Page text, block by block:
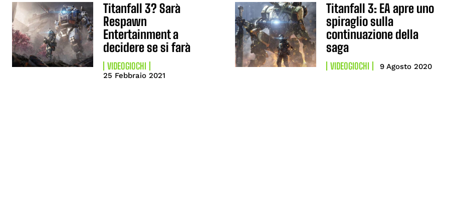
Titanfall 3? Sarà
Respawn
Entertainment a
decidere se si farà
VIDEOGIOCHI
25 Febbraio 2021
Titanfall 3: EA apre uno
spiraglio sulla
continuazione della
saga
VIDEOGIOCHI 9 Agosto 2020